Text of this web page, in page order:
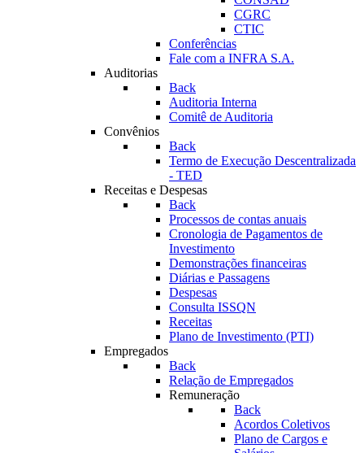
CGRC
CTIC
Conferências
Fale com a INFRA S.A.
Auditorias
Back
Auditoria Interna
Comitê de Auditoria
Convênios
Back
Termo de Execução Descentralizada
- TED
Receitas e Despesas
Back
Processos de contas anuais
Cronologia de Pagamentos de
Investimento
Demonstrações financeiras
Diárias e Passagens
Despesas
Consulta ISSQN
Receitas
Plano de Investimento (PTI)
Empregados
Back
Relação de Empregados
Remuneração
Back
Acordos Coletivos
Plano de Cargos e